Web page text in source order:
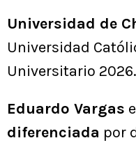
Universidad de
Universidad
Universitario 2026.
Eduardo Vargas
diferenciada por